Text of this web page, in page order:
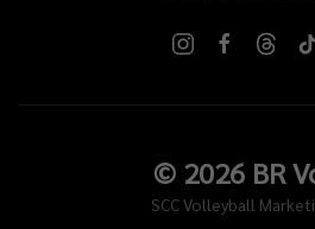
© 2026BR
SCC Volleyball